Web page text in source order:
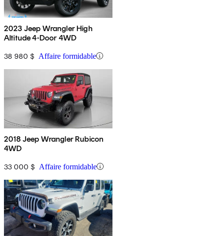
2023 Jeep Wrangler High
Altitude 4-Door 4WD
38 980 $ Affaire formidable
2018 Jeep Wrangler Rubicon
4WD
33 000 $ Affaire formidable